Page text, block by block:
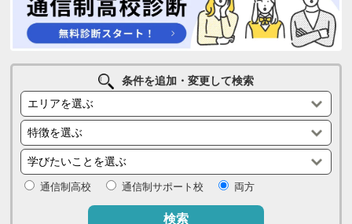
条件を追加・変更して検索
通信制高校 通信制サポート校 両方
検索